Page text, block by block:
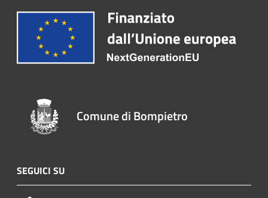
Comune di Bompietro
SEGUICI SU